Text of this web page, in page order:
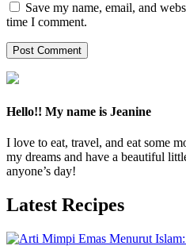
Save my name, email, and
time I comment.
Hello!! My name is Jeanine
I love to eat, travel, and eat some
my dreams and have a beautiful
anyone’s day!
Latest Recipes